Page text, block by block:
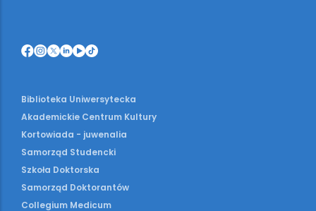
Biblioteka Uniwersytecka
Akademickie Centrum Kultury
Kortowiada - juwenalia
Samorząd Studencki
Szkoła Doktorska
Samorząd Doktorantów
Collegium Medicum